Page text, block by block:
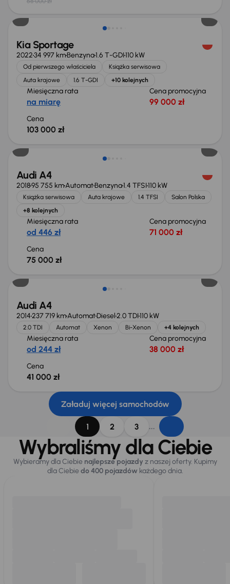
Kia Sportage
202234 997 kmBenzyna1.6 T-GDI110 kW
Od pierwszego właściciela
Książka serwisowa
Auta krajowe
1.6 T-GDI +10 kolejnych
Miesięczna rata
na miarę
Cena promocyjna
99 000 zł
Cena
103 000 zł
Audi A4
201895 755 kmAutomatBenzyna1.4 TFSI110 kW
Książka serwisowa Auta krajowe 1.4 TFSI
Salon Polska
+8 kolejnych
Miesięczna rata
od 446 zł
Cena promocyjna
71 000 zł
Cena
75 000 zł
Audi A4
2014237 719 kmAutomatDiesel2.0 TDI110 kW
2.0 TDI Automat Xenon Bi-Xenon +4 kolejnych
Miesięczna rata
od 244 zł
Cena promocyjna
38 000 zł
Cena
41 000 zł
Załaduj więcej samochodów
1 2 3 ...
Wybraliśmy dla Ciebie
Wybieramy dla Ciebie najlepsze pojazdy z naszej oferty. Kupimy
dla Ciebiedo 400 pojazdówkażdego dnia.